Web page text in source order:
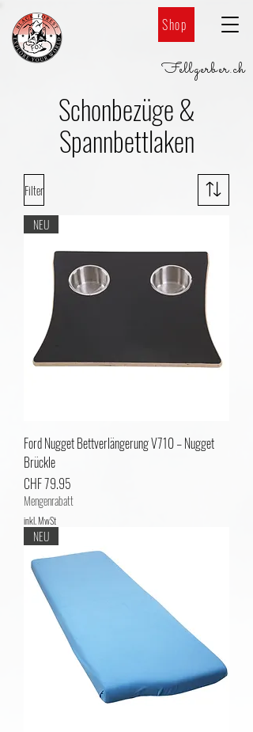
Shop
Fellgerber.ch
Schonbezüge &
Spannbettlaken
Filter
NEU
Ford Nugget Bettverlängerung V710 – Nugget
Brückle
Preis
CHF 79.95
Mengenrabatt
inkl. MwSt
NEU